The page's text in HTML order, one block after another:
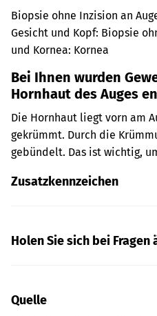
Biopsie ohne Inzision an
Gesicht und Kopf: Biopsie
und Kornea: Kornea
Bei Ihnen wurden
Hornhaut des Auges
Die Hornhaut liegt vorn am
gekrümmt. Durch die
gebündelt. Das ist wichtig,
Zusatzkennzeichen
Holen Sie sich bei Fragen
Quelle